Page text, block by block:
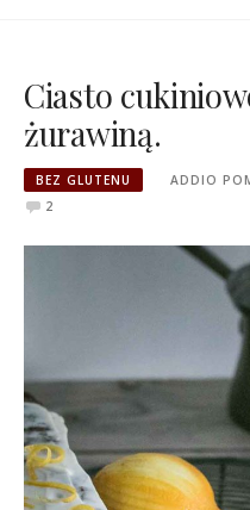
Ciasto
żurawiną.
BEZ GLUTENU ADDIO
2